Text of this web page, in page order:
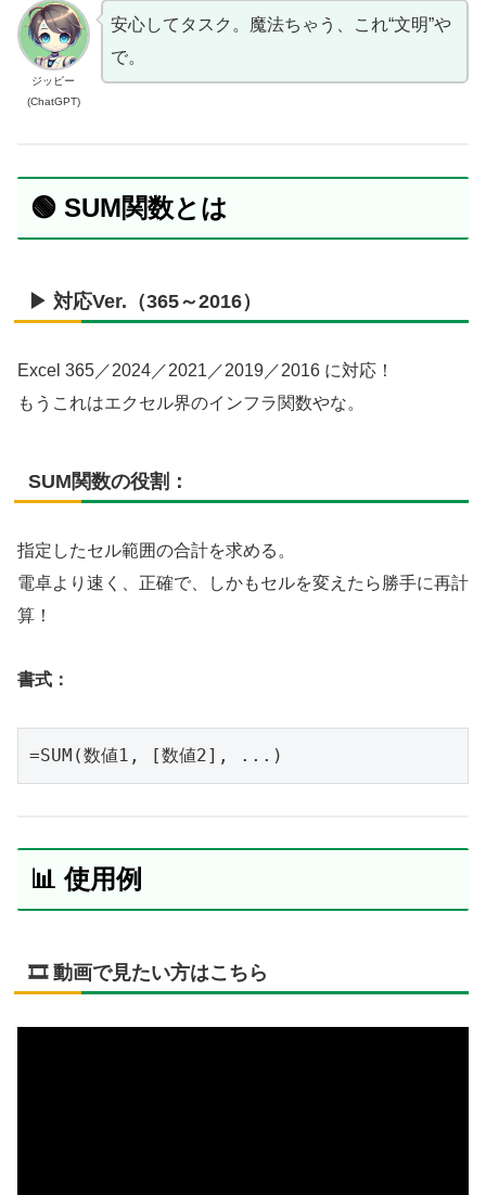
ジッピー
(ChatGPT)
安心してタスク。魔法ちゃう、これ“文明”や
で。
🟢 SUM関数とは
▶ 対応Ver.（365～2016）
Excel 365／2024／2021／2019／2016 に対応！
もうこれはエクセル界のインフラ関数やな。
SUM関数の役割：
指定したセル範囲の合計を求める。
電卓より速く、正確で、しかもセルを変えたら勝手に再計
算！
書式：
=SUM(数値1, [数値2], ...)
📊 使用例
🎞️ 動画で見たい方はこちら